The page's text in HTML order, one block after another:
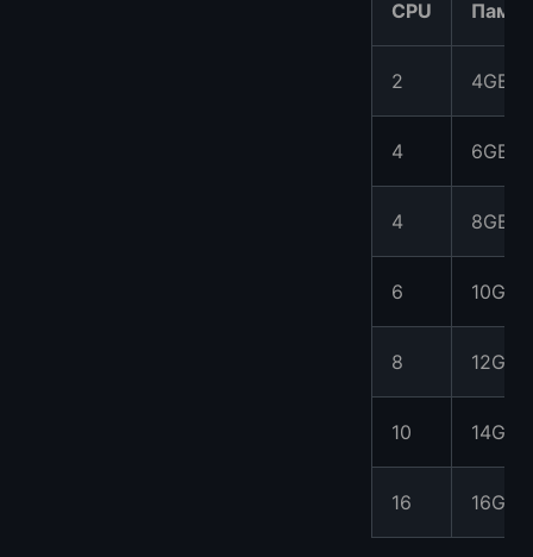
CPU
2 4GB
4 6GB
4 8GB
6 10GB
8 12GB
10 14GB
16 16GB